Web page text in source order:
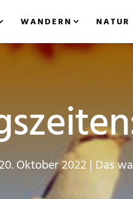
WANDERN
Oktober 2022 | Das